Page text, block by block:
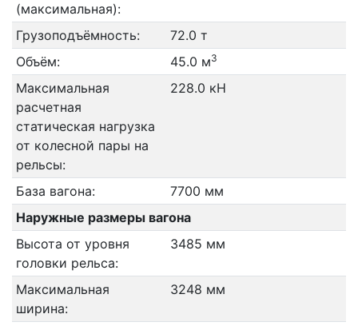
(максимальная):
Грузоподъёмность:
72.0 т
Объём:
45.0 м3
Максимальная
расчетная
статическая нагрузка
от колесной пары на
рельсы:
228.0 кН
База вагона:
7700 мм
Наружные размеры вагона
Высота от уровня
головки рельса:
3485 мм
Максимальная
ширина:
3248 мм